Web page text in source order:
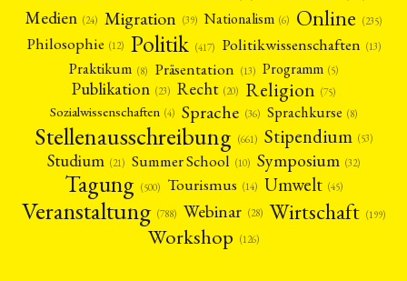
Medien (24) Migration (39) Nationalism (6) Online (235)
Philosophie (12) Politik (417) Politikwissenschaften (13)
Praktikum (8) Präsentation (13) Programm (5)
Publikation (23) Recht (20) Religion (75)
Sozialwissenschaften (4) Sprache (36) Sprachkurse (8)
Stellenausschreibung (661) Stipendium (53)
Studium (21) Summer School (10) Symposium (32)
Tagung (500) Tourismus (14) Umwelt (45)
Veranstaltung (788) Webinar (28) Wirtschaft (199)
Workshop (126)